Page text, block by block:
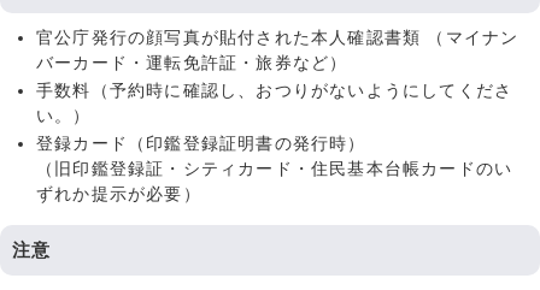
官公庁発行の顔写真が貼付された本人確認書類 （マイナン
バーカード・運転免許証・旅券など）
手数料（予約時に確認し、おつりがないようにしてくださ
い。）
登録カード（印鑑登録証明書の発行時）
（旧印鑑登録証・シティカード・住民基本台帳カードのい
ずれか提示が必要）
注意